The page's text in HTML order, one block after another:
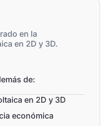
en la
en 2D y 3D.
de:
en 2D y 3D
económica